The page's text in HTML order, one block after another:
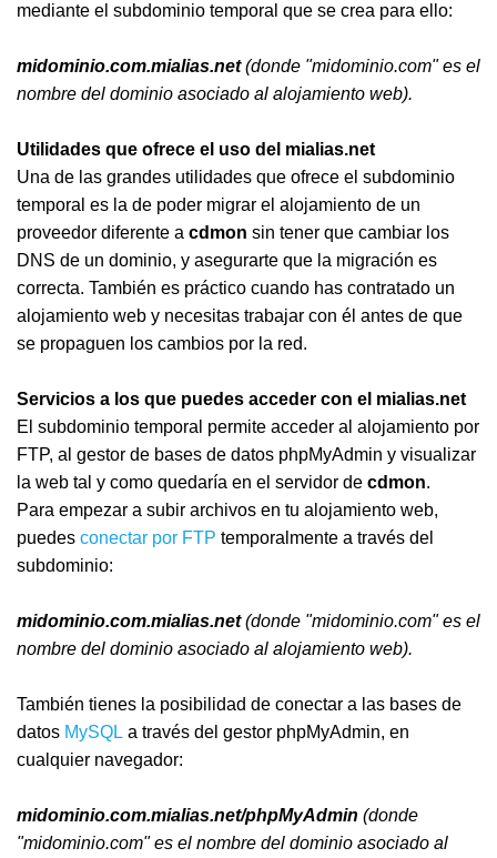
mediante el subdominio temporal que se crea para ello:
midominio.com.mialias.net(donde "midominio.com" es el
nombre del dominio asociado al alojamiento web).
Utilidades que ofrece el uso del mialias.net
Una de las grandes utilidades que ofrece el subdominio
temporal es la de poder migrar el alojamiento de un
proveedor diferente a cdmon sin tener que cambiar los
DNS de un dominio, y asegurarte que la migración es
correcta. También es práctico cuando has contratado un
alojamiento web y necesitas trabajar con él antes de que
se propaguen los cambios por la red.
Servicios a los que puedes acceder con el mialias.net
El subdominio temporal permite acceder al alojamiento por
FTP, al gestor de bases de datos phpMyAdmin y visualizar
la web tal y como quedaría en el servidor de cdmon.
Para empezar a subir archivos en tu alojamiento web,
puedes conectar por FTP temporalmente a través del
subdominio:
midominio.com.mialias.net(donde "midominio.com" es el
nombre del dominio asociado al alojamiento web).
También tienes la posibilidad de conectar a las bases de
datos MySQL a través del gestor phpMyAdmin, en
cualquier navegador:
midominio.com.mialias.net/phpMyAdmin (donde
"midominio.com" es el nombre del dominio asociado al